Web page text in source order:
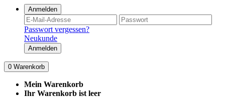
Anmelden
Passwort vergessen?
Neukunde
Anmelden
0 Warenkorb
Mein Warenkorb
Ihr Warenkorb ist leer